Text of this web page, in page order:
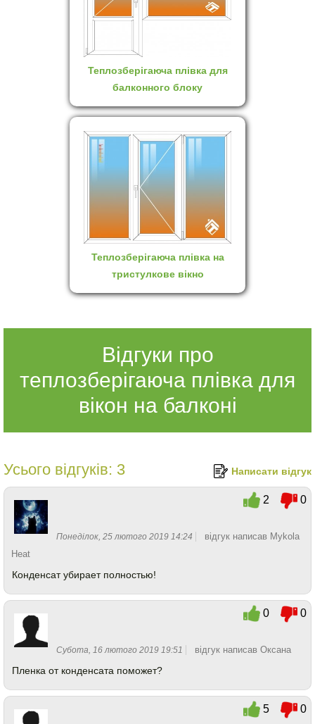
Теплозберігаюча плівка для
балконного блоку
Теплозберігаюча плівка на
тристулкове вікно
Відгуки про
теплозберігаюча плівка для
вікон на балконі
Усього відгуків: 3 Написати відгук
2 0
Понеділок, 25 лютого 2019 14:24 відгук написав Mykola
Heat
Конденсат убирает полностью!
0 0
Субота, 16 лютого 2019 19:51 відгук написав Оксана
Пленка от конденсата поможет?
5 0